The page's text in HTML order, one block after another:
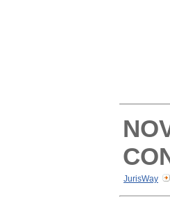
JurisWay